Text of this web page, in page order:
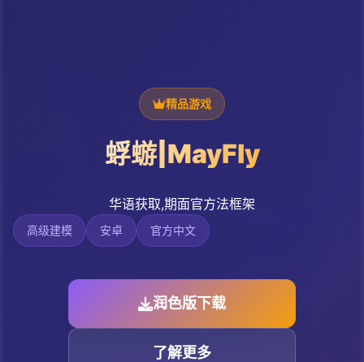
精品游戏
蜉蝣|MayFly
华语获取,期面官方法框架
高级建模 安卓 官方中文
润色版下载
了解更多